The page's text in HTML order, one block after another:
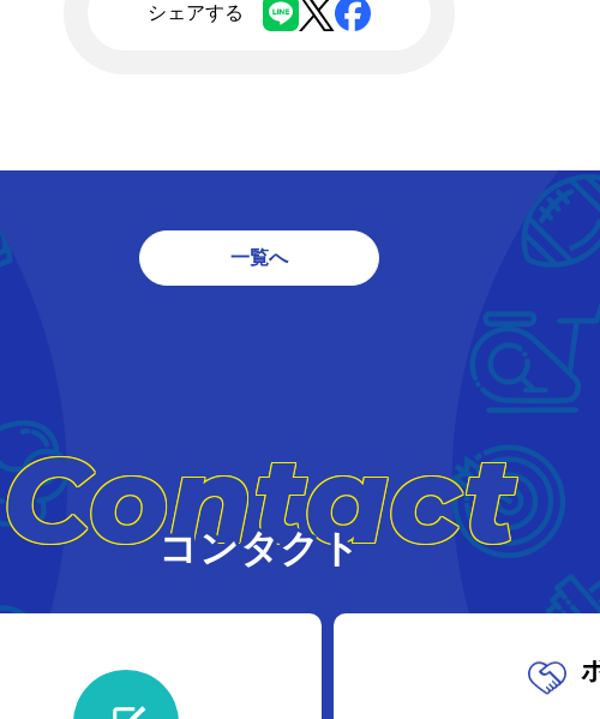
シェアする
一覧へ
Contact
コンタクト